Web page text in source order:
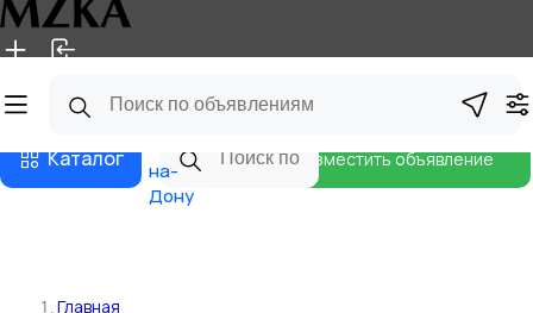
Главная Магазины
Каталог
Ростов-
на-
Дону
Разместить объявление
Главная